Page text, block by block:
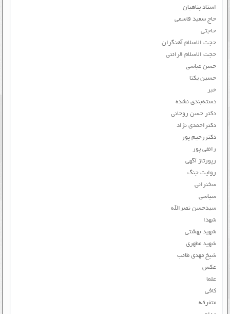
استاد پناهیان
حاج سعید قاسمی
حاجتی
حجت الاسلام آهنگران
حجت الاسلام قرائتی
حسن عباسی
حسین یکتا
خبر
دسته‌بندی نشده
دکتر حسن روحانی
دکتراحمدی نژاد
دکتررحیم پور
رائفی پور
رپورتاژ آگهی
روایت جنگ
سخنرانی
سیاسی
سیدحسن نصرالله
شهدا
شهید بهشتی
شهید مطهری
شیخ مهدی طائب
عکس
علما
کافی
متفرقه